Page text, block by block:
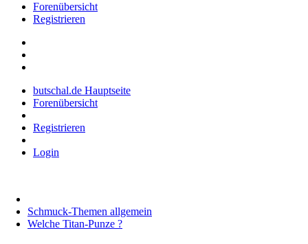
Forenübersicht
Registrieren
butschal.de Hauptseite
Forenübersicht
Registrieren
Login
Schmuck-Themen allgemein
Welche Titan-Punze ?